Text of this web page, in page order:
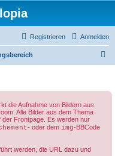
Anmelden
Registrieren
die Aufnahme von Bildern aus
Alle Bilder aus dem Thema
der Frontpage. Es werden nur
- oder dem img-BBCode
werden, die URL dazu und